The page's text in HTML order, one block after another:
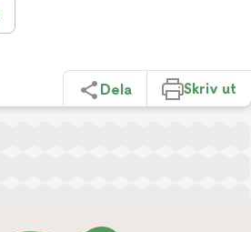
Dela Skriv ut